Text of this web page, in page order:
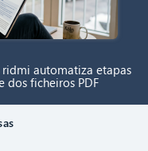
ridmi automatiza etapas
dos ficheiros PDF